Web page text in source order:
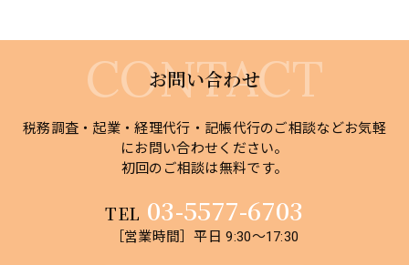
お問い合わせ
税務調査・起業・経理代行・記帳代行のご相談などお気軽
にお問い合わせください。
初回のご相談は無料です。
TEL 03-5577-6703
［営業時間］平日 9:30～17:30